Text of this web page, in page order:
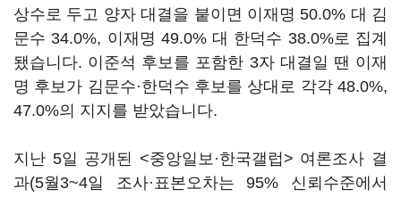
상수로 두고 양자 대결을 붙이면 이재명 50.0% 대 김
문수 34.0%, 이재명 49.0% 대 한덕수 38.0%로 집계
됐습니다. 이준석 후보를 포함한 3자 대결일 땐 이재
명 후보가 김문수·한덕수 후보를 상대로 각각 48.0%,
47.0%의 지지를 받았습니다.
지난 5일 공개된 <중앙일보·한국갤럽> 여론조사 결
과(5월3~4일 조사·표본오차는 95% 신뢰수준에서